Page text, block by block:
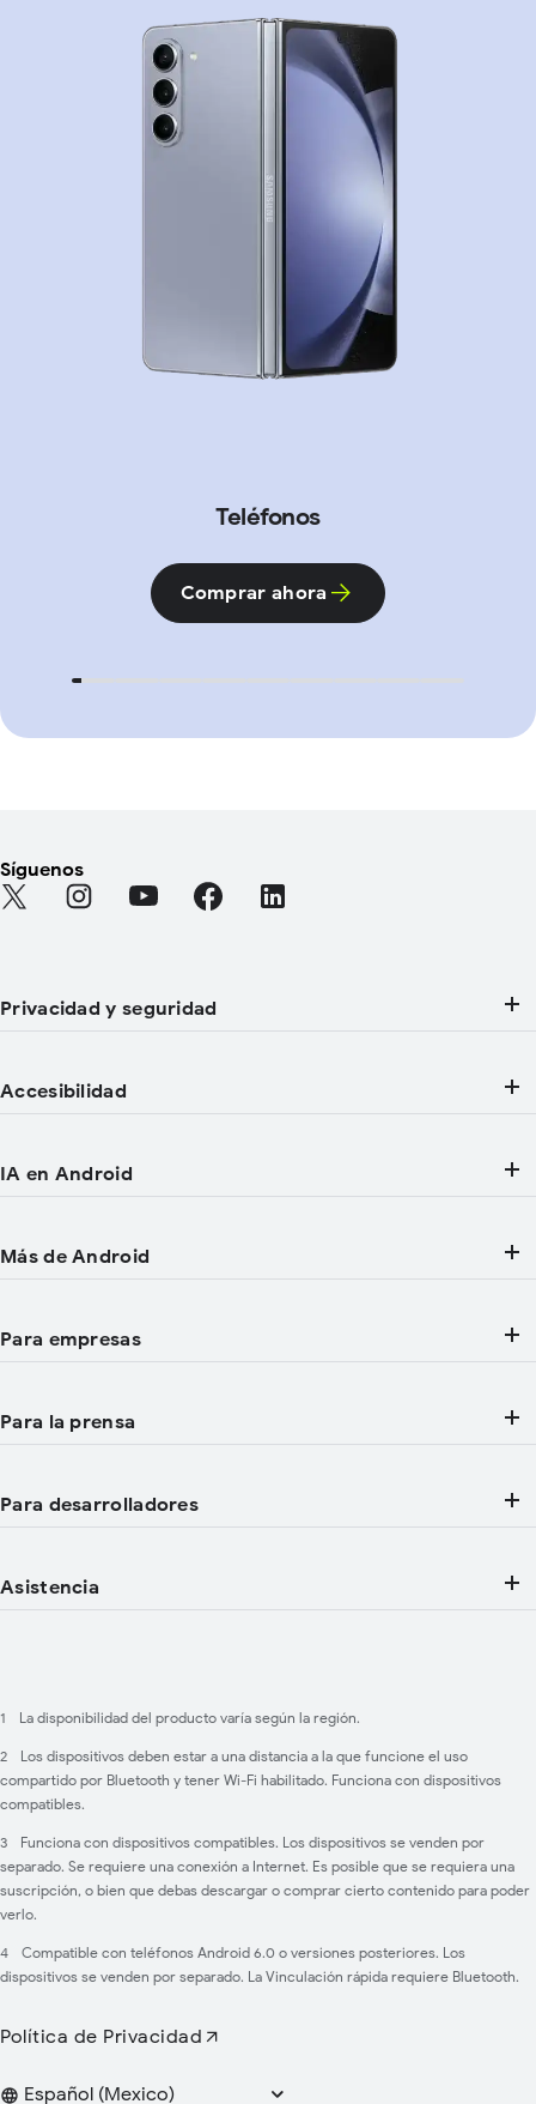
Teléfonos
Comprar ahora
Síguenos
Find Android on Twitter (Se abre en una pestaña nueva)
Find Android on Instagram (Se abre en una pestaña
Find Android on YouTube (Se abre en una
Find Android on Facebook (Se abre
Find Android on LinkedIn (Se
Privacidad y seguridad
Accesibilidad
IA en Android
Más de Android
Para empresas
Para la prensa
Para desarrolladores
Asistencia
1 La disponibilidad del producto varía según la región.
2
Los dispositivos deben estar a una distancia a la que funcione el uso
compartido por Bluetooth y tener Wi-Fi habilitado. Funciona con dispositivos
compatibles.
3
Funciona con dispositivos compatibles. ​Los dispositivos se venden por
separado. Se requiere una conexión a Internet. Es posible que se requiera una
suscripción, o bien que debas descargar o comprar cierto contenido para poder
verlo.
4
Compatible con teléfonos Android 6.0 o versiones posteriores. Los
dispositivos se venden por separado. La Vinculación rápida requiere Bluetooth.
Política de Privacidad
Languages